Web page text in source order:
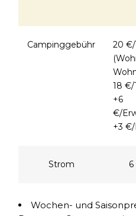
Campinggebühr
20 €/
18 €/
+6
€/
+3
Strom
Wochen- und